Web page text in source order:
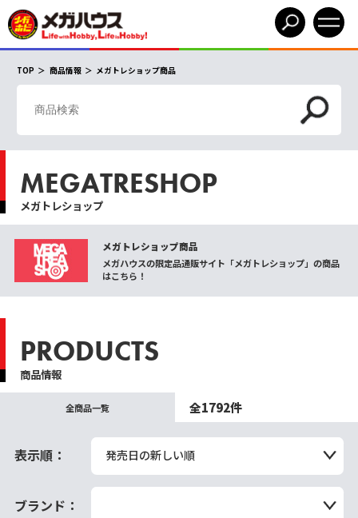
TOP 商品情報 メガトレショップ商品
MEGATRESHOP
メガトレショップ
メガトレショップ商品
メガハウスの限定品通販サイト「メガトレショップ」の商品
はこちら！
PRODUCTS
商品情報
全商品一覧 全1792件
表示順： 発売日の新しい順
ブランド：